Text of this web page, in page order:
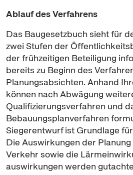
Ablauf des Verfahrens
Das Baugesetzbuch sieht für
zwei Stufen der
der frühzeitigen Beteiligung
bereits zu Beginn des
Planungsabsichten. Anhand
können nach Abwägung
Qualifizierungsverfahren und
Bebauungsplanverfahren
Siegerentwurf ist Grundlage
Die Auswirkungen der
Verkehr sowie die
auswirkungen werden